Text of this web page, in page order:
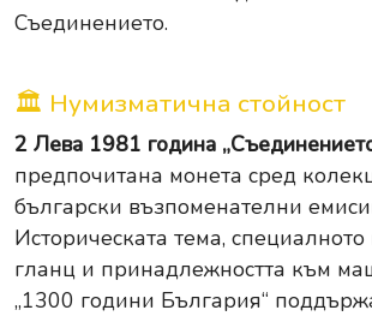
Съединението.
🏛 Нумизматична стойност
2 Лева 1981 година
предпочитана монета сред
български възпоменателни
Историческата тема, специалното
гланц и принадлежността към
„1300 години България“